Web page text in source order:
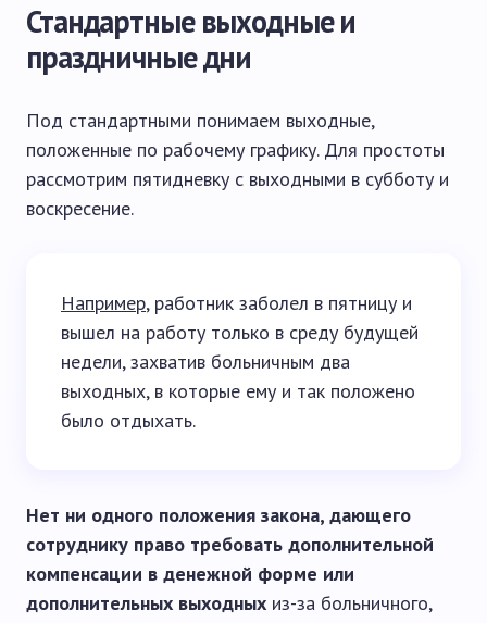
Стандартные выходные и
праздничные дни
Под стандартными понимаем выходные,
положенные по рабочему графику. Для простоты
рассмотрим пятидневку с выходными в субботу и
воскресение.
Например, работник заболел в пятницу и
вышел на работу только в среду будущей
недели, захватив больничным два
выходных, в которые ему и так положено
было отдыхать.
Нет ни одного положения закона, дающего
сотруднику право требовать дополнительной
компенсации в денежной форме или
дополнительных выходных из-за больничного,